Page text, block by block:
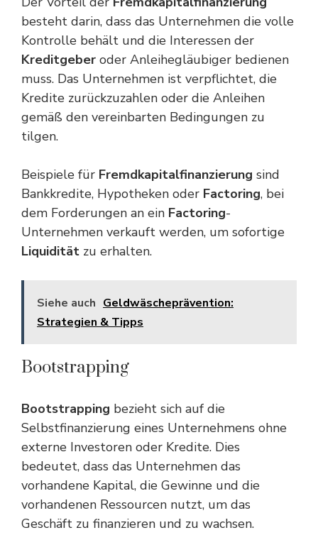
besteht darin, dass das Unternehmen die volle
Kontrolle behält und die Interessen der
Kreditgeber oder Anleihegläubiger bedienen
muss. Das Unternehmen ist verpflichtet, die
Kredite zurückzuzahlen oder die Anleihen
gemäß den vereinbarten Bedingungen zu
tilgen.
Beispiele für Fremdkapitalfinanzierung sind
Bankkredite, Hypotheken oder Factoring, bei
dem Forderungen an ein Factoring-
Unternehmen verkauft werden, um sofortige
Liquidität zu erhalten.
Siehe auch Geldwäscheprävention:
Strategien & Tipps
Bootstrapping
Bootstrapping bezieht sich auf die
Selbstfinanzierung eines Unternehmens ohne
externe Investoren oder Kredite. Dies
bedeutet, dass das Unternehmen das
vorhandene Kapital, die Gewinne und die
vorhandenen Ressourcen nutzt, um das
Geschäft zu finanzieren und zu wachsen.